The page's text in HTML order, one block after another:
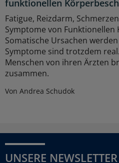
funktionellen
Fatigue, Reizdarm,
Symptome von
Somatische Ursachen
Symptome sind trotzdem
Menschen von ihren Ärzten
zusammen.
Von Andrea Schudok
UNSERE NEWSLETTER